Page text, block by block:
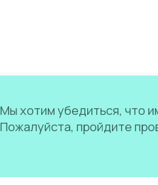
Мы хотим убедиться, что
Пожалуйста, пройдите